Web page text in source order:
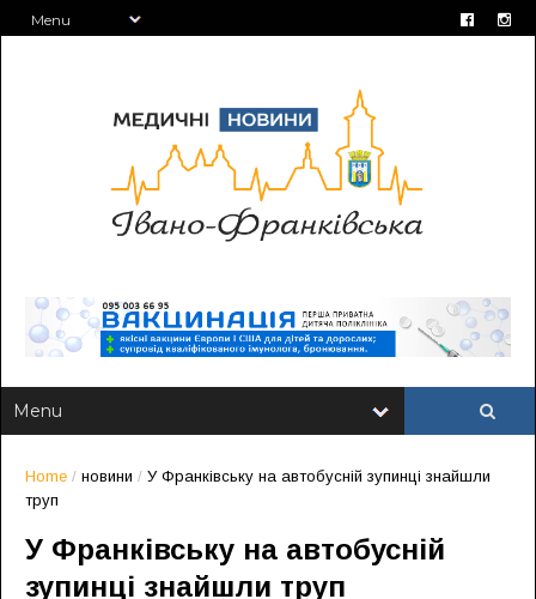
Home / новини / У Франківську на автобусній зупинці знайшли
труп
У Франківську на автобусній
зупинці знайшли труп